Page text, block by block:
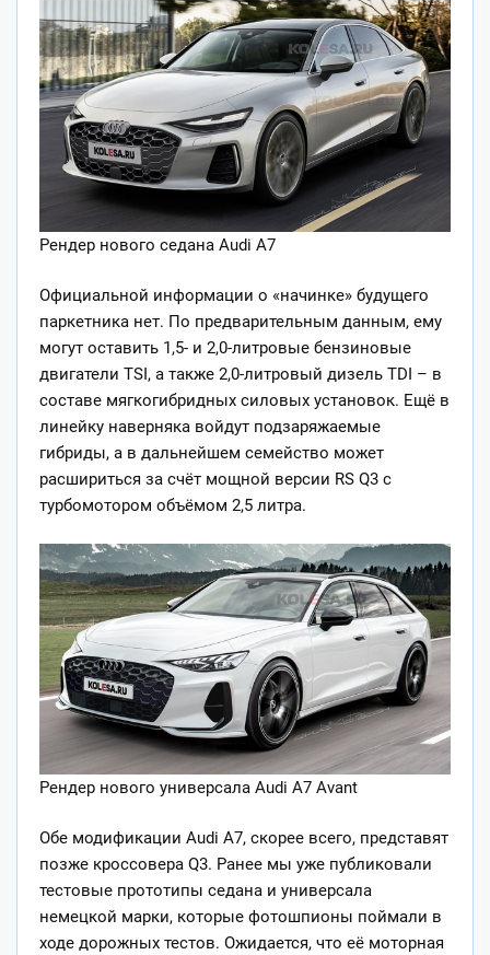
Рендер нового седана Audi A7
Официальной информации о «начинке» будущего
паркетника нет. По предварительным данным, ему
могут оставить 1,5- и 2,0-литровые бензиновые
двигатели TSI, а также 2,0-литровый дизель TDI – в
составе мягкогибридных силовых установок. Ещё в
линейку наверняка войдут подзаряжаемые
гибриды, а в дальнейшем семейство может
расшириться за счёт мощной версии RS Q3 с
турбомотором объёмом 2,5 литра.
Рендер нового универсала Audi A7 Avant
Обе модификации Audi A7, скорее всего, представят
позже кроссовера Q3. Ранее мы уже публиковали
тестовые прототипы седана и универсала
немецкой марки, которые фотошпионы поймали в
ходе дорожных тестов. Ожидается, что её моторная